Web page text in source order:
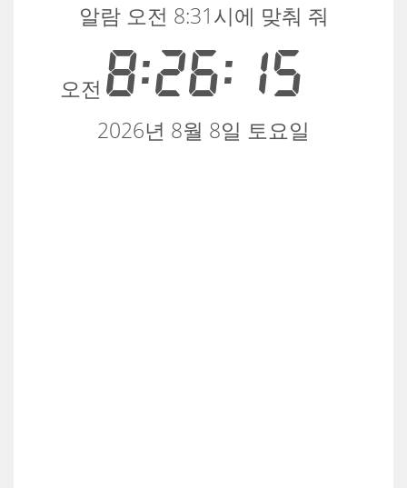
오전 8:26:15
알람 오전 8:31시에 맞춰 줘
2026년 8월 8일 토요일